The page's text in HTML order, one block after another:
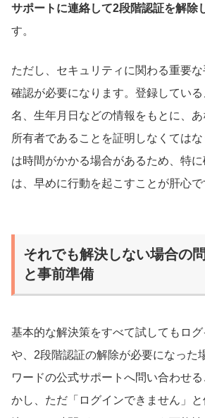
サポートに連絡して2段階認証を解除
す。
ただし、セキュリティに関わる重要
確認が必要になります。登録してい
名、生年月日などの情報をもとに、
所有者であることを証明しなくては
は時間がかかる場合があるため、特
は、早めに行動を起こすことが肝心で
それでも解決しない場合の
と事前準備
基本的な解決策をすべて試してもロ
や、2段階認証の解除が必要になった
ワードの公式サポートへ問い合わせ
かし、ただ「ログインできません」